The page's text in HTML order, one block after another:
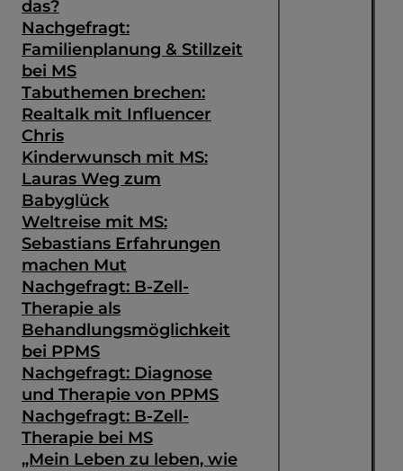
das?
Nachgefragt:
Familienplanung & Stillzeit
bei MS
Tabuthemen brechen:
Realtalk mit Influencer
Chris
Kinderwunsch mit MS:
Lauras Weg zum
Babyglück
Weltreise mit MS:
Sebastians Erfahrungen
machen Mut
Nachgefragt: B-Zell-
Therapie als
Behandlungsmöglichkeit
bei PPMS
Nachgefragt: Diagnose
und Therapie von PPMS
Nachgefragt: B-Zell-
Therapie bei MS
„Mein Leben zu leben, wie